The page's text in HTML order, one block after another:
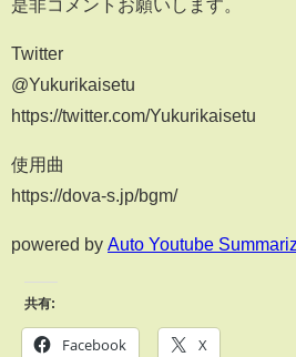
是非コメントお願いします。
Twitter
@Yukurikaisetu
https://twitter.com/Yukurikaisetu
使用曲
https://dova-s.jp/bgm/
powered by Auto Youtube
共有:
Facebook X